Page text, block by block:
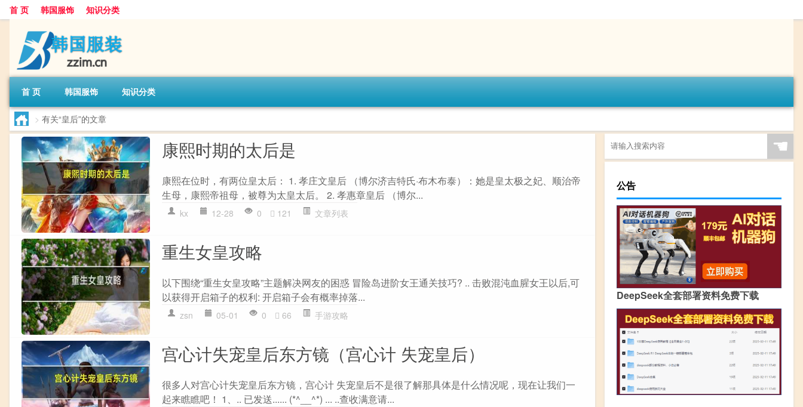
首 页 韩国服饰 知识分类
首 页 韩国服饰 知识分类
> 有关“皇后”的文章
康熙时期的太后是
康熙在位时，有两位皇太后： 1. 孝庄文皇后 （博尔济吉特氏·布木布泰）：她是皇太极之妃、顺治帝
生母，康熙帝祖母，被尊为太皇太后。 2. 孝惠章皇后 （博尔...
kx 12-28 0 121 文章列表
重生女皇攻略
以下围绕“重生女皇攻略”主题解决网友的困惑 冒险岛进阶女王通关技巧? .. 击败混沌血腥女王以后,可
以获得开启箱子的权利: 开启箱子会有概率掉落...
zsn 05-01 0 66 手游攻略
宫心计失宠皇后东方镜（宫心计 失宠皇后）
很多人对宫心计失宠皇后东方镜，宫心计 失宠皇后不是很了解那具体是什么情况呢，现在让我们一
起来瞧瞧吧！ 1、.. 已发送...... (*^__^*) ... ..查收满意请...
☚
公告
DeepSeek全套部署资料免费下载